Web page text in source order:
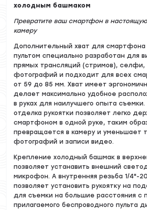
холодным башмаком
Превратите ваш смартфон в
камеру
Дополнительный хват для
пультом специально разработан для
прямых трансляций (стримов), селфи,
фотографий и подходит для всех
от 59 до 85 мм. Хват имеет
делает максимально удобное
в руках для наилучшего опыта съемки.
отделка рукоятки позволяет легко
смартфоном в одной руке, таким
превращается в камеру и уменьшает
фотографий и записи видео.
Крепление холодный башмак в
позволяет устанавить внешний
микрофон. А внутренняя резьба 1/4"-
позволяет установить рукоятку на
для съемки на большие расстояния с
прилагаемого беспроводного пульта